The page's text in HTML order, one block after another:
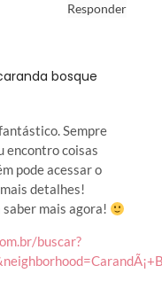
Responder
bosque
Sempre
encontro coisas
pode acessar o
detalhes!
mais agora!
buscar?